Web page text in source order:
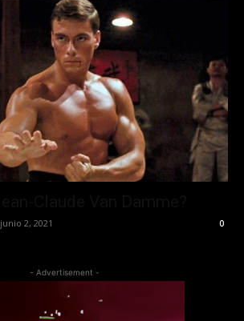
junio 2, 2021 0
- Advertisement -